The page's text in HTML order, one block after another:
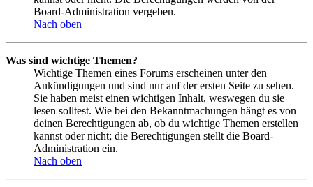
Board-Administration vergeben.
Nach oben
Was sind wichtige Themen?
Wichtige Themen eines Forums erscheinen unter den
Ankündigungen und sind nur auf der ersten Seite zu sehen.
Sie haben meist einen wichtigen Inhalt, weswegen du sie
lesen solltest. Wie bei den Bekanntmachungen hängt es von
deinen Berechtigungen ab, ob du wichtige Themen erstellen
kannst oder nicht; die Berechtigungen stellt die Board-
Administration ein.
Nach oben